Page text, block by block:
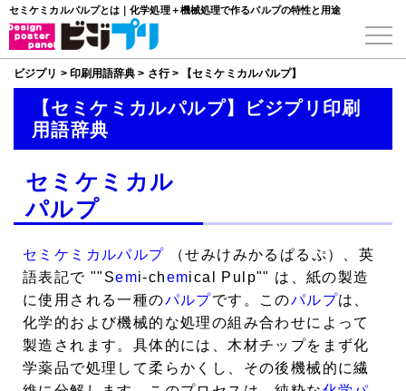
セミケミカルパルプとは｜化学処理＋機械処理で作るパルプの特性と用途
ビジプリ > 印刷用語辞典 > さ行> 【セミケミカルパルプ】
【セミケミカルパルプ】ビジプリ印刷
用語辞典
セミケミカル
パルプ
セミケミカルパルプ （せみけみかるぱるぷ）、英
語表記で ""Semi-chemical Pulp"" は、紙の製造
に使用される一種のパルプです。このパルプは、
化学的および機械的な処理の組み合わせによって
製造されます。具体的には、木材チップをまず化
学薬品で処理して柔らかくし、その後機械的に繊